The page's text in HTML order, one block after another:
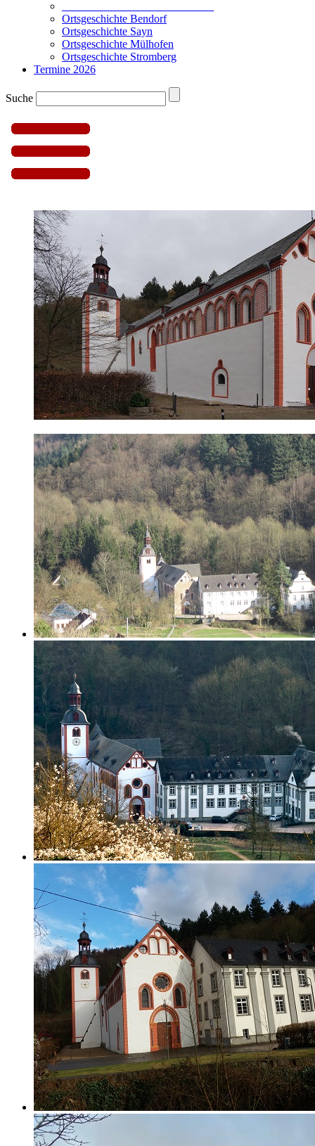
Ortsgeschichte Bendorf
Ortsgeschichte Sayn
Ortsgeschichte Mülhofen
Ortsgeschichte Stromberg
Termine 2026
Suche